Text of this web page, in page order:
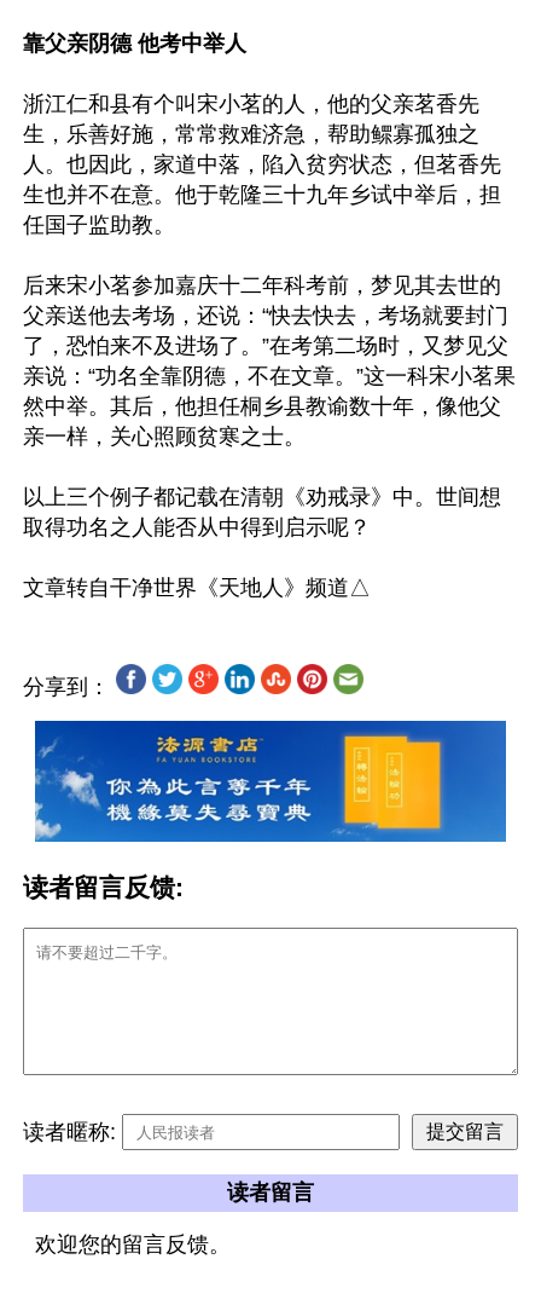
靠父亲阴德 他考中举人
浙江仁和县有个叫宋小茗的人，他的父亲茗香先
生，乐善好施，常常救难济急，帮助鳏寡孤独之
人。也因此，家道中落，陷入贫穷状态，但茗香先
生也并不在意。他于乾隆三十九年乡试中举后，担
任国子监助教。
后来宋小茗参加嘉庆十二年科考前，梦见其去世的
父亲送他去考场，还说：“快去快去，考场就要封门
了，恐怕来不及进场了。”在考第二场时，又梦见父
亲说：“功名全靠阴德，不在文章。”这一科宋小茗果
然中举。其后，他担任桐乡县教谕数十年，像他父
亲一样，关心照顾贫寒之士。
以上三个例子都记载在清朝《劝戒录》中。世间想
取得功名之人能否从中得到启示呢？
分享到：
读者留言反馈:
读者暱称:
读者留言
欢迎您的留言反馈。